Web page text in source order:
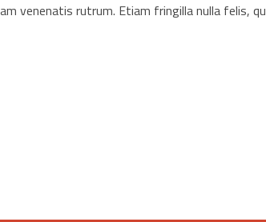
venenatis rutrum. Etiam fringilla nulla felis,